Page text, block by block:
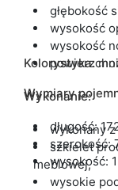
głębokość
wysokość
wysokość
Wymiary
długość:
szerokość:
wysokość:
Kolorystyka:
Wykonanie:
wykonany
szkielet
meblowej,
wysokie